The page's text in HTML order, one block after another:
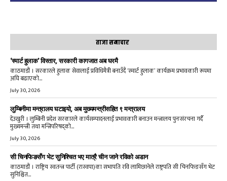
ताजा समाचार
‘स्मार्ट हुलाक’ विस्तार, सरकारी कागजात अब घरमै
काठमाडौं । सरकारले हुलाक सेवालाई प्रविधिमैत्री बनाउँदै ‘स्मार्ट हुलाक’ कार्यक्रम प्रभावकारी रूपमा
अघि बढाएको...
July 30, 2026
लुम्बिनीमा मन्त्रालय घटाइयो, अब मुख्यमन्त्रीसहित ९ मन्त्रालय
देउखुरी । लुम्बिनी प्रदेश सरकारले कार्यसम्पादनलाई प्रभावकारी बनाउन मन्त्रालय पुनःसंरचना गर्दै
मुख्यमन्त्री तथा मन्त्रिपरिषद्को...
July 30, 2026
सी चिनफिङसँग भेट सुनिश्चित भए मात्रै चीन जाने रविको अडान
काठमाडौं । राष्ट्रिय स्वतन्त्र पार्टी (रास्वपा)का सभापति रवि लामिछानेले राष्ट्रपति सी चिनफिङसँग भेट
सुनिश्चित...